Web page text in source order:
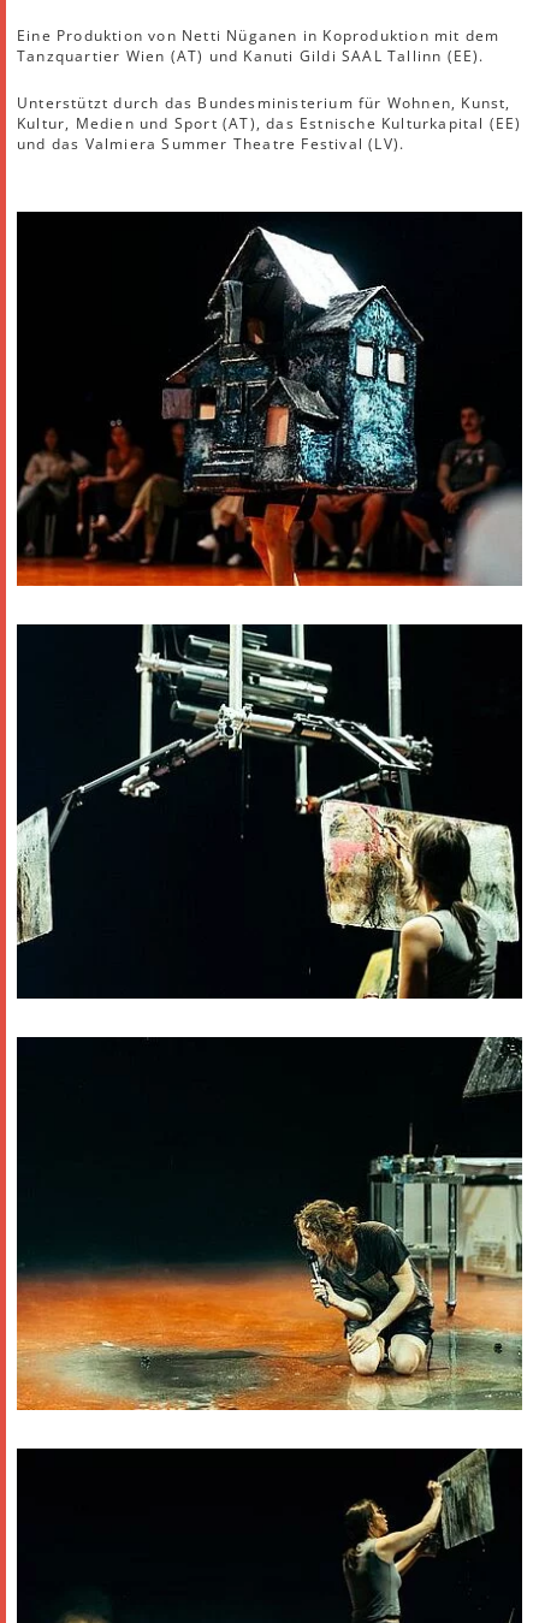
Eine Produktion von Netti Nüganen in Koproduktion mit dem
Tanzquartier Wien (AT) und Kanuti Gildi SAAL Tallinn (EE).
Unterstützt durch das Bundesministerium für Wohnen, Kunst,
Kultur, Medien und Sport (AT), das Estnische Kulturkapital (EE)
und das Valmiera Summer Theatre Festival (LV).